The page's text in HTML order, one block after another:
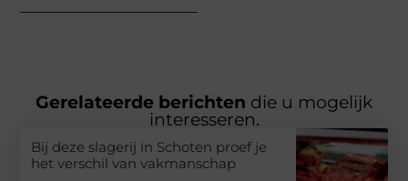
Gerelateerde berichten die u mogelijk
interesseren.
Bij deze slagerij in Schoten proef je
het verschil van vakmanschap